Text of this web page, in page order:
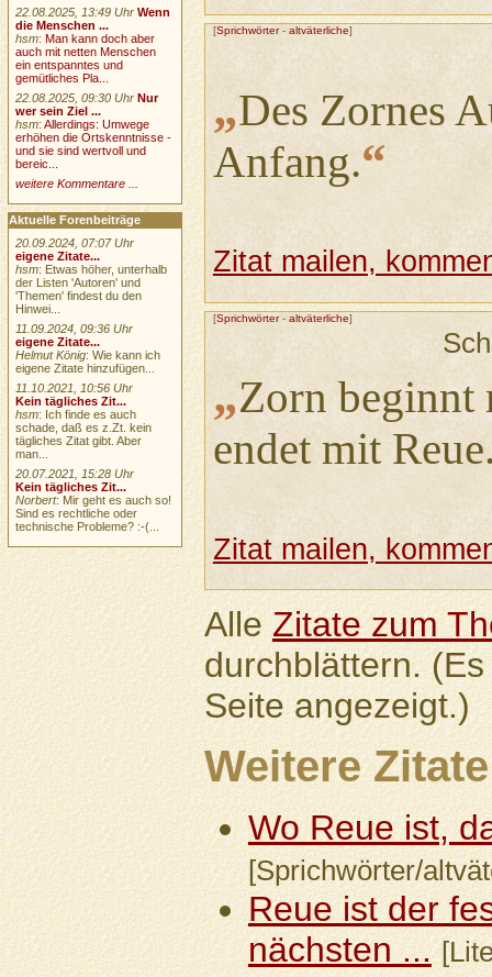
[Sprichwörter- altväterliche]
„Des Zornes
Anfang.“
Zitat mailen,
[Sprichwörter- altväterliche]
„Zorn beginnt
endet mit
Zitat mailen,
AlleZitate zum
durchblättern.
Seite angezeigt.)
Weitere Zitate
Wo Reue ist,
[Sprichwörter/
Reue ist der
nächsten ...
22.08.2025, 13:49 Uhr Wenn
die Menschen ...
hsm:Man kann doch aber
auch mit netten Menschen
ein entspanntes und
gemütliches Pla...
22.08.2025, 09:30 Uhr Nur
wer sein Ziel ...
hsm:Allerdings: Umwege
erhöhen die Ortskenntnisse -
und sie sind wertvoll und
bereic...
weitere Kommentare ...
Aktuelle Forenbeiträge
20.09.2024, 07:07 Uhr
eigene Zitate...
hsm: Etwas höher, unterhalb
der Listen 'Autoren' und
'Themen' findest du den
Hinwei...
11.09.2024, 09:36 Uhr
eigene Zitate...
Helmut König: Wie kann ich
eigene Zitate hinzufügen...
11.10.2021, 10:56 Uhr
Kein tägliches Zit...
hsm: Ich finde es auch
schade, daß es z.Zt. kein
tägliches Zitat gibt. Aber
man...
20.07.2021, 15:28 Uhr
Kein tägliches Zit...
Norbert: Mir geht es auch so!
Sind es rechtliche oder
technische Probleme? :-(...